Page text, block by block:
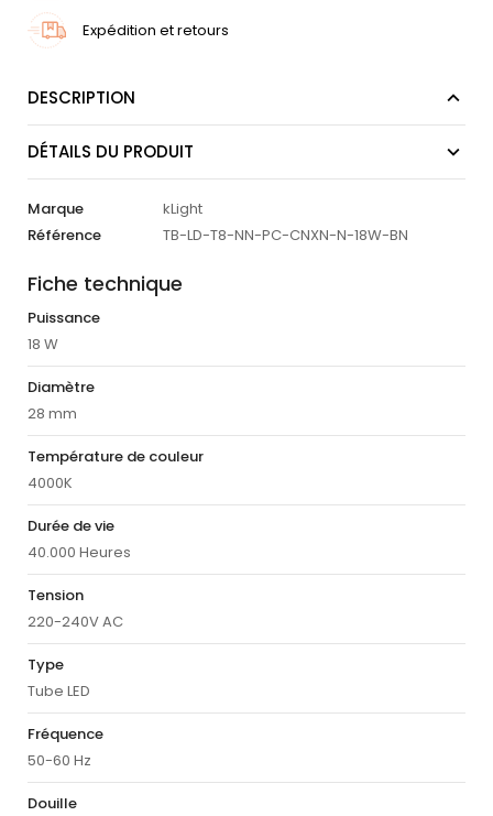
Expédition et retours
DESCRIPTION
DÉTAILS DU PRODUIT
Marque
kLight
Référence
TB-LD-T8-NN-PC-CNXN-N-18W-BN
Fiche technique
Puissance
18 W
Diamètre
28 mm
Température de couleur
4000K
Durée de vie
40.000 Heures
Tension
220-240V AC
Type
Tube LED
Fréquence
50-60 Hz
Douille